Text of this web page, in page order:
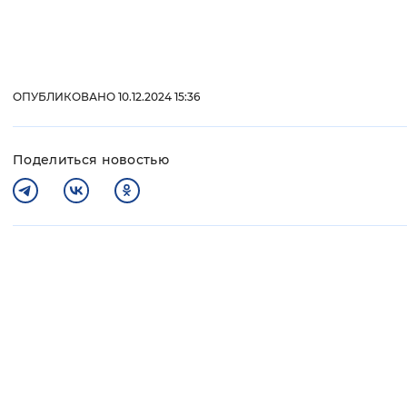
ОПУБЛИКОВАНО 10.12.2024 15:36
Поделиться новостью